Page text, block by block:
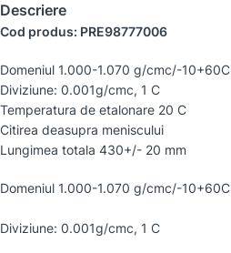
Descriere
Cod produs: PRE98777006
Domeniul 1.000-1.070 g/cmc/-10+60C
Diviziune: 0.001g/cmc, 1 C
Temperatura de etalonare 20 C
Citirea deasupra meniscului
Lungimea totala 430+/- 20 mm
Domeniul 1.000-1.070 g/cmc/-10+60C
Diviziune: 0.001g/cmc, 1 C